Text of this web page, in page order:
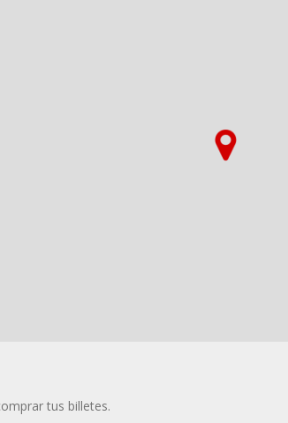
tus billetes.